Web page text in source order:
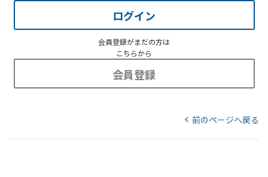
ログイン
会員登録がまだの方は
こちらから
会員登録
前のページへ戻る